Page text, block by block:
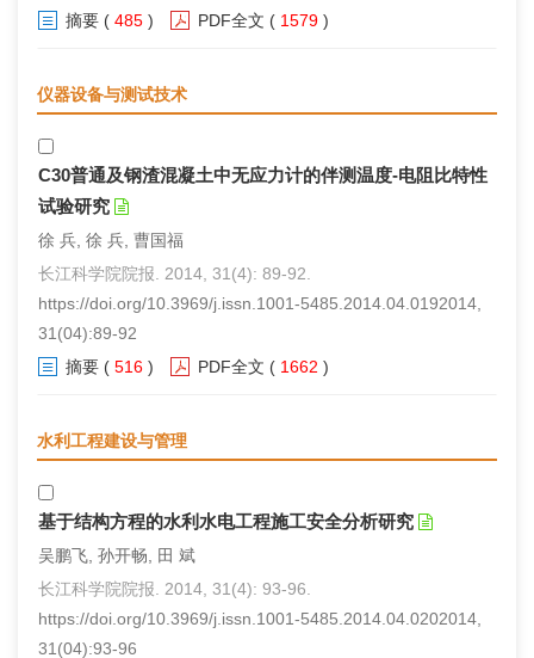
摘要 ( 485 ) PDF全文 ( 1579 )
仪器设备与测试技术
C30普通及钢渣混凝土中无应力计的伴测温度-电阻比特性
试验研究
徐 兵, 徐 兵, 曹国福
长江科学院院报. 2014, 31(4): 89-92.
https://doi.org/10.3969/j.issn.1001-5485.2014.04.0192014,
31(04):89-92
摘要 ( 516 ) PDF全文 ( 1662 )
水利工程建设与管理
基于结构方程的水利水电工程施工安全分析研究
吴鹏飞, 孙开畅, 田 斌
长江科学院院报. 2014, 31(4): 93-96.
https://doi.org/10.3969/j.issn.1001-5485.2014.04.0202014,
31(04):93-96